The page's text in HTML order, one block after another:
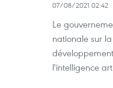
07/08/2021 02:42
Le
nationale sur
l'intelligence